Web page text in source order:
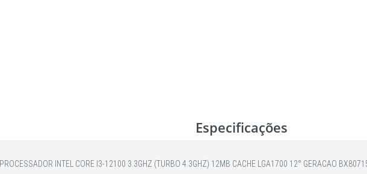
Especificações
PROCESSADOR INTEL CORE I3-12100 3.3GHZ (TURBO 4.3GHZ) 12MB CACHE LGA1700 12° GERACAO